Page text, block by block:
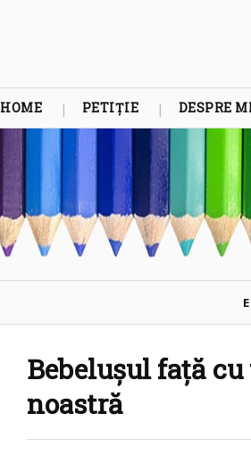
HOME PETIȚIE DESPRE
Bebelușul față
noastră